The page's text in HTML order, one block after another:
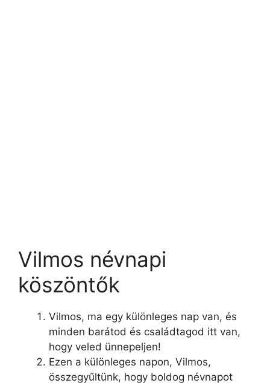
Vilmos névnapi
köszöntők
Vilmos, ma egy különleges nap van, és
minden barátod és családtagod itt van,
hogy veled ünnepeljen!
Ezen a különleges napon, Vilmos,
összegyűltünk, hogy boldog névnapot